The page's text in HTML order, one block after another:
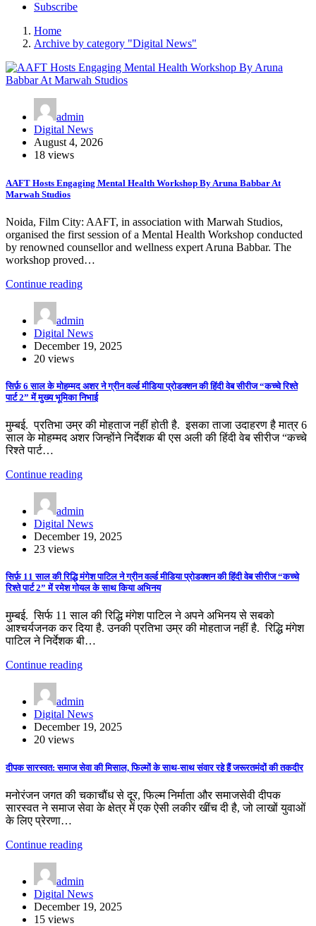
Subscribe
Home
Archive by category "Digital News"
admin
Digital News
August 4, 2026
18 views
AAFT Hosts Engaging Mental Health Workshop By Aruna Babbar At
Marwah Studios
Noida, Film City: AAFT, in association with Marwah Studios,
organised the first session of a Mental Health Workshop conducted
by renowned counsellor and wellness expert Aruna Babbar. The
workshop proved…
Continue reading
admin
Digital News
December 19, 2025
20 views
सिर्फ़ 6 साल के मोहम्मद अशर ने ग्रीन वर्ल्ड मीडिया प्रोडक्शन की हिंदी वेब सीरीज “कच्चे रिश्ते
पार्ट 2” में मुख्य भूमिका निभाई
मुम्बई. प्रतिभा उम्र की मोहताज नहीं होती है. इसका ताजा उदाहरण है मात्र 6
साल के मोहम्मद अशर जिन्होंने निर्देशक बी एस अली की हिंदी वेब सीरीज “कच्चे
रिश्ते पार्ट…
Continue reading
admin
Digital News
December 19, 2025
23 views
सिर्फ़ 11 साल की रिद्धि मंगेश पाटिल ने ग्रीन वर्ल्ड मीडिया प्रोडक्शन की हिंदी वेब सीरीज “कच्चे
रिश्ते पार्ट 2” में रमेश गोयल के साथ किया अभिनय
मुम्बई. सिर्फ 11 साल की रिद्धि मंगेश पाटिल ने अपने अभिनय से सबको
आश्चर्यजनक कर दिया है. उनकी प्रतिभा उम्र की मोहताज नहीं है. रिद्धि मंगेश
पाटिल ने निर्देशक बी…
Continue reading
admin
Digital News
December 19, 2025
20 views
दीपक सारस्वत: समाज सेवा की मिसाल, फिल्मों के साथ-साथ संवार रहे हैं जरूरतमंदों की तकदीर
मनोरंजन जगत की चकाचौंध से दूर, फिल्म निर्माता और समाजसेवी दीपक
सारस्वत ने समाज सेवा के क्षेत्र में एक ऐसी लकीर खींच दी है, जो लाखों युवाओं
के लिए प्रेरणा…
Continue reading
admin
Digital News
December 19, 2025
15 views